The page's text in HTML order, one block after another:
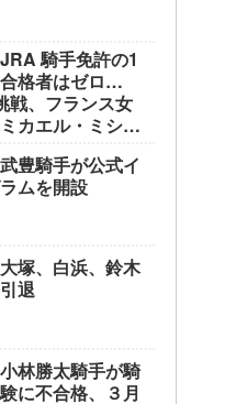
JRA 騎手免許の1
格者はゼロ…
戦、フランス女
カエル・ミシェ
武豊騎手が公式イ
ムを開設
大塚、白浜、鈴木
退
小林勝太騎手が騎
に不合格、３月